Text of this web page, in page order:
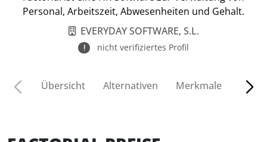
Personal, Arbeitszeit, Abwesenheiten und Gehalt.
EVERYDAY SOFTWARE, S.L.
nicht verifiziertes Profil
Übersicht Alternativen Merkmale